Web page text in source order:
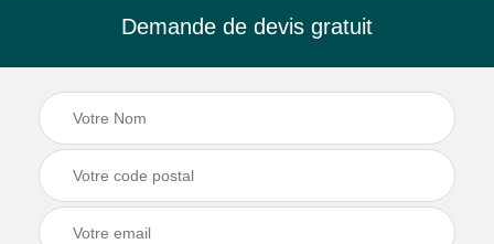
Demande de devis gratuit